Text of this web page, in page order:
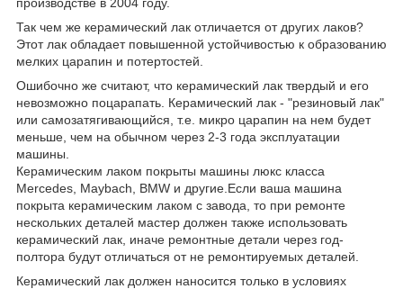
Так чем же керамический лак отличается от других лаков?
Этот лак обладает повышенной устойчивостью к образованию
мелких царапин и потертостей.
Ошибочно же считают, что керамический лак твердый и его
невозможно поцарапать. Керамический лак - "резиновый лак"
или самозатягивающийся, т.е. микро царапин на нем будет
меньше, чем на обычном через 2-3 года эксплуатации
машины.
Керамическим лаком покрыты машины люкс класса
Mercedes, Maybach, BMW и другие.Если ваша машина
покрыта керамическим лаком с завода, то при ремонте
нескольких деталей мастер должен также использовать
керамический лак, иначе ремонтные детали через год-
полтора будут отличаться от не ремонтируемых деталей.
Керамический лак должен наносится только в условиях